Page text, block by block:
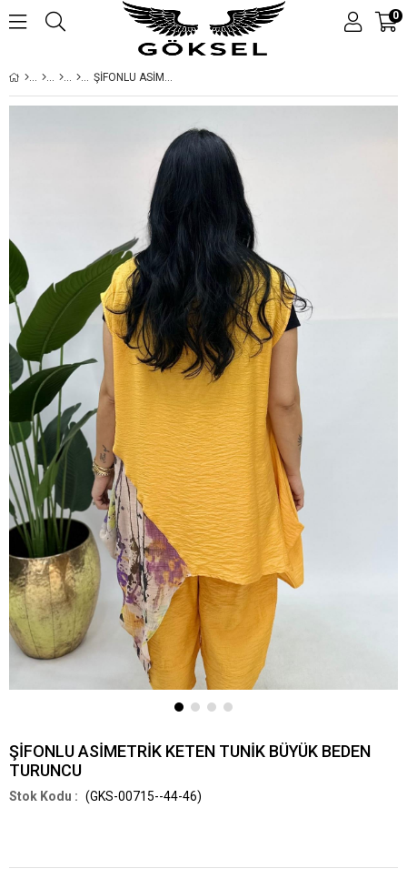
0
ŞİFONLU ASİMETRİK KETEN TUNİK BÜYÜK BEDEN TURUNCU
ŞİFONLU ASİMETRİK KETEN TUNİK BÜYÜK BEDEN
TURUNCU
(GKS-00715--44-46)